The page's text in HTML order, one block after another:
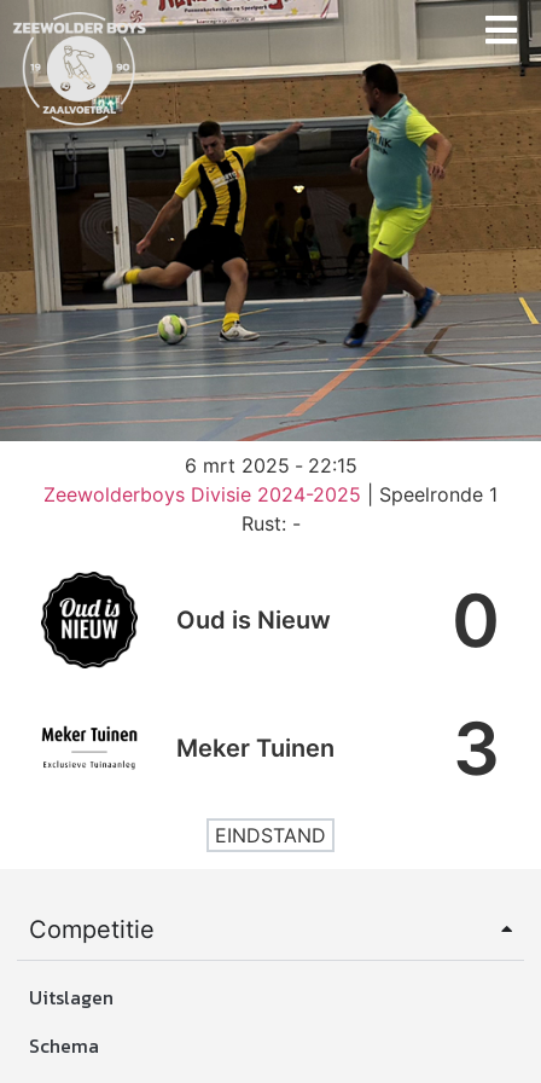
6 mrt 2025 - 22:15
Zeewolderboys Divisie 2024-2025
| Speelronde 1
Rust: -
Oud is Nieuw 0
Meker Tuinen 3
EINDSTAND
Competitie
Uitslagen
Schema